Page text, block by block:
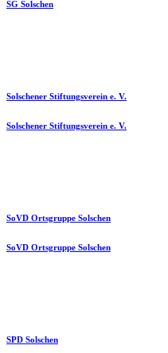
SG Solschen
Solschener Stiftungsverein e. V.
Solschener Stiftungsverein e. V.
SoVD Ortsgruppe Solschen
SoVD Ortsgruppe Solschen
SPD Solschen